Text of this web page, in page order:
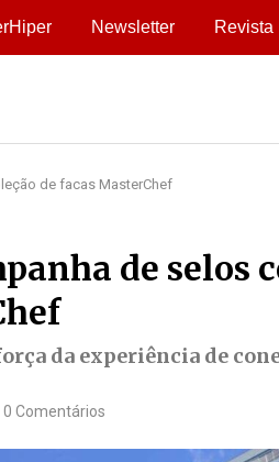
Newsletter Revista
de facas MasterChef
de selos
da experiência de
0 Comentários